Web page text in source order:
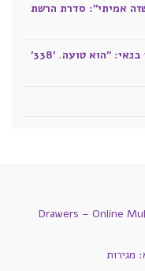
אמיתי": סדרת הרשת
פתטי? הכותב אילן רוזנפלד עונה לגברי בנאי: "הוא טועה. '338'
Drawers – Online
מגירות